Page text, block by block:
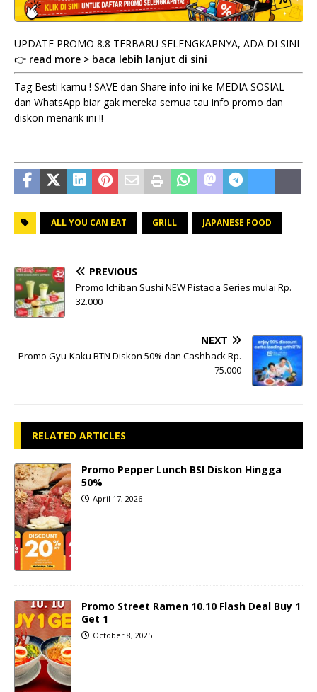
UPDATE PROMO 8.8 TERBARU SELENGKAPNYA, ADA DI SINI
👉 read more > baca lebih lanjut di sini
Tag Besti kamu ! SAVE dan Share info ini ke MEDIA SOSIAL
dan WhatsApp biar gak mereka semua tau info promo dan
diskon menarik ini !!
ALL YOU CAN EAT GRILL JAPANESE FOOD
PREVIOUS
Promo Ichiban Sushi NEW Pistacia Series mulai Rp.
32.000
NEXT
Promo Gyu-Kaku BTN Diskon 50% dan Cashback Rp.
75.000
RELATED ARTICLES
Promo Pepper Lunch BSI Diskon Hingga
50%
April 17, 2026
Promo Street Ramen 10.10 Flash Deal Buy 1
Get 1
October 8, 2025